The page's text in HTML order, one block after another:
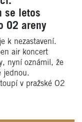
se letos
O2 areny
k nezastavení.
air koncert
nyní oznámil, že
jednou.
v pražské O2